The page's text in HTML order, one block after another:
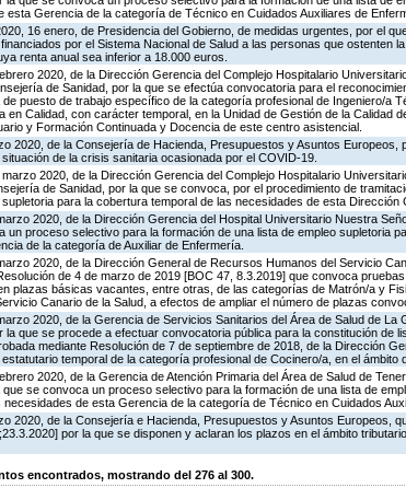
esta Gerencia de la categoría de Técnico en Cuidados Auxiliares de
16 enero, de Presidencia del Gobierno, de medidas urgentes, por el
por el Sistema Nacional de Salud a las personas que ostenten
renta anual sea inferior a 18.000 euros.
2020, de la Dirección Gerencia del Complejo Hospitalario
de Sanidad, por la que se efectúa convocatoria para el
puesto de trabajo específico de la categoría profesional de Ingeniero/a
en Calidad, con carácter temporal, en la Unidad de Gestión de la Calidad
y Formación Continuada y Docencia de este centro asistencial.
2020, de la Consejería de Hacienda, Presupuestos y Asuntos Europeos,
de la crisis sanitaria ocasionada por el COVID-19.
marzo 2020, de la Dirección Gerencia del Complejo Hospitalario
de Sanidad, por la que se convoca, por el procedimiento de
supletoria para la cobertura temporal de las necesidades de esta
2020, de la Dirección Gerencia del Hospital Universitario Nuestra
un proceso selectivo para la formación de una lista de empleo supletoria
de la categoría de Auxiliar de Enfermería.
2020, de la Dirección General de Recursos Humanos del Servicio
de 4 de marzo de 2019 [BOC 47, 8.3.2019] que convoca
plazas básicas vacantes, entre otras, de las categorías de Matrón/a y
Canario de la Salud, a efectos de ampliar el número de plazas
2020, de la Gerencia de Servicios Sanitarios del Área de Salud de
la que se procede a efectuar convocatoria pública para la constitución de
mediante Resolución de 7 de septiembre de 2018, de la Dirección
temporal de la categoría profesional de Cocinero/a, en el ámbito
2020, de la Gerencia de Atención Primaria del Área de Salud de
que se convoca un proceso selectivo para la formación de una lista de
necesidades de esta Gerencia de la categoría de Técnico en Cuidados
2020, de la Consejería e Hacienda, Presupuestos y Asuntos Europeos,
por la que se disponen y aclaran los plazos en el ámbito
encontrados, mostrando del 276 al 300.